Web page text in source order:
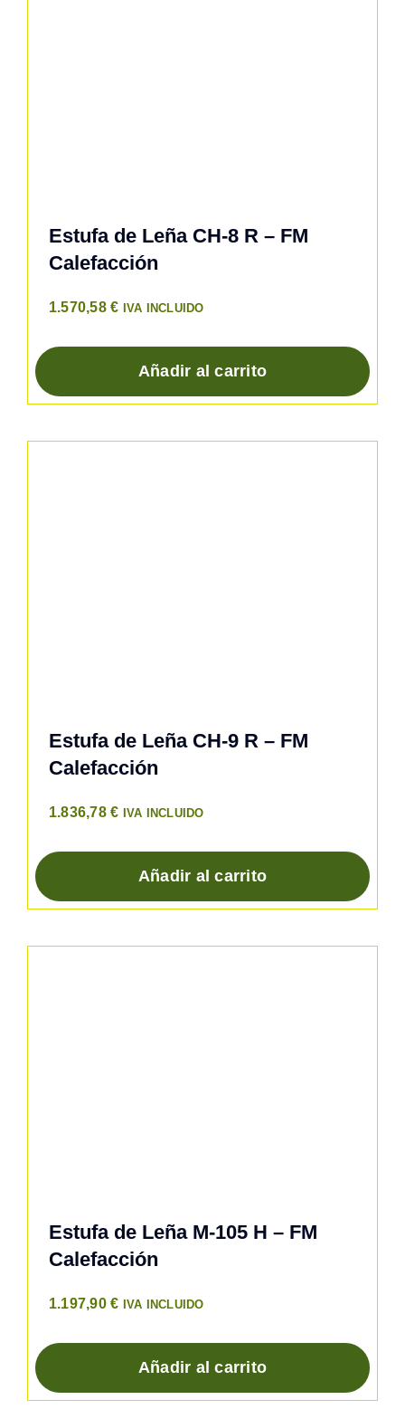
Estufa de Leña CH-8 R – FM
Calefacción
1.570,58€ IVA INCLUIDO
Añadir al carrito
Estufa de Leña CH-9 R – FM
Calefacción
1.836,78€ IVA INCLUIDO
Añadir al carrito
Estufa de Leña M-105 H – FM
Calefacción
1.197,90€ IVA INCLUIDO
Añadir al carrito